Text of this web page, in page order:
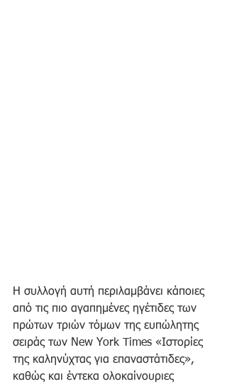
Η συλλογή αυτή περιλαμβάνει κάποιες
από τις πιο αγαπημένες ηγέτιδες των
πρώτων τριών τόμων της ευπώλητης
σειράς των New York Times «Ιστορίες
της καληνύχτας για επαναστάτιδες»,
καθώς και έντεκα ολοκαίνουριες